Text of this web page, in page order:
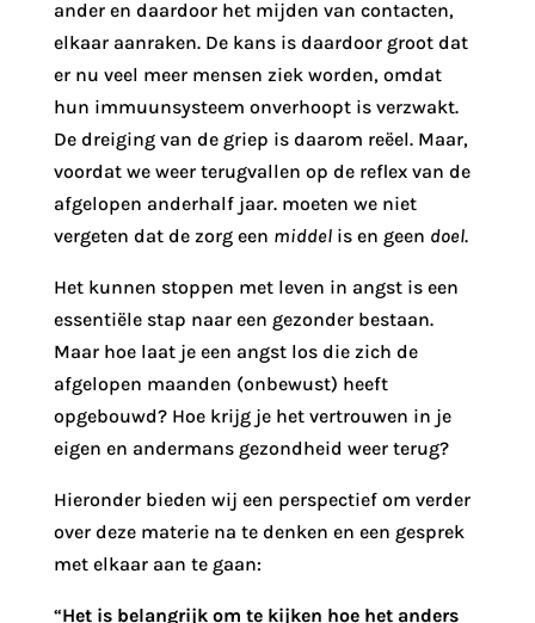
ander en daardoor het mijden van contacten,
elkaar aanraken. De kans is daardoor groot dat
er nu veel meer mensen ziek worden, omdat
hun immuunsysteem onverhoopt is verzwakt.
De dreiging van de griep is daarom reëel. Maar,
voordat we weer terugvallen op de reflex van de
afgelopen anderhalf jaar. moeten we niet
vergeten dat de zorg een middel is en geen doel.
Het kunnen stoppen met leven in angst is een
essentiële stap naar een gezonder bestaan.
Maar hoe laat je een angst los die zich de
afgelopen maanden (onbewust) heeft
opgebouwd? Hoe krijg je het vertrouwen in je
eigen en andermans gezondheid weer terug?
Hieronder bieden wij een perspectief om verder
over deze materie na te denken en een gesprek
met elkaar aan te gaan:
“Het is belangrijk om te kijken hoe het anders